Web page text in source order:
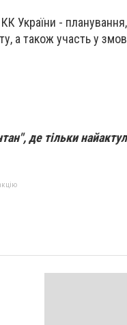
України - планування,
а також участь у
де тільки